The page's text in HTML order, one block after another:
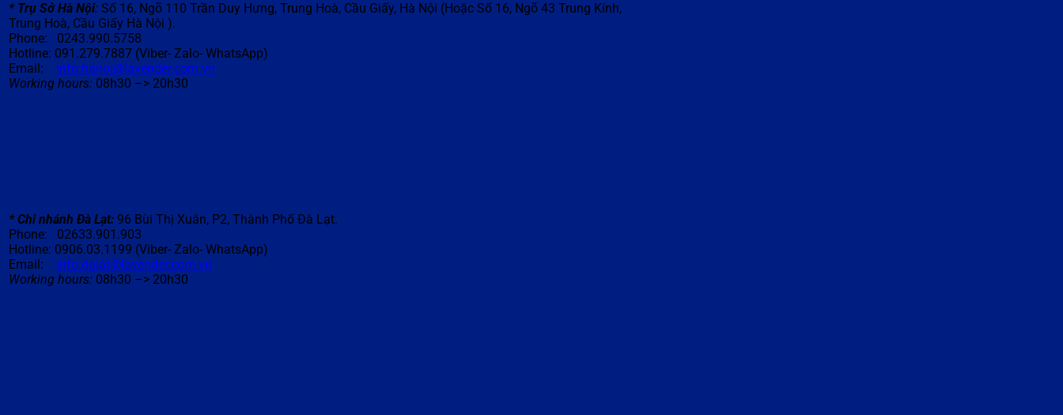
* Trụ SởHà Nội: Số 16, Ngõ 110 Trần Duy Hưng, Trung Hoà, Cầu Giấy, Hà Nội (Hoặc Số 16, Ngõ 43 Trung Kính,
Trung Hoà, Cầu Giấy Hà Nội ).
Phone: 0243.990.5758
Hotline: 091.279.7887 (Viber- Zalo- WhatsApp)
Email: info.hanoi@lavender.com.vn
Working hours: 08h30 –> 20h30
* Chi nhánh Đà Lạt: 96 Bùi Thị Xuân, P2, Thành Phố Đà Lạt.
Phone: 02633.901.903
Hotline: 0906.03.1199 (Viber- Zalo- WhatsApp)
Email: info.dalat@lavender.com.vn
Working hours: 08h30 –> 20h30